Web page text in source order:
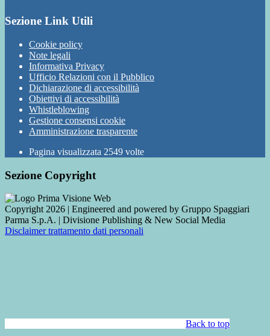
Sezione Link Utili
Cookie policy
Note legali
Informativa Privacy
Ufficio Relazioni con il Pubblico
Dichiarazione di accessibilità
Obiettivi di accessibilità
Whistleblowing
Gestione consensi cookie
Amministrazione trasparente
Pagina visualizzata 2549 volte
Sezione Copyright
Copyright 2026 | Engineered and powered by Gruppo Spaggiari
Parma S.p.A. | Divisione Publishing & New Social Media
Disclaimer trattamento dati personali
Back to top